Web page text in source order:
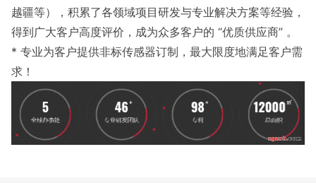
越疆等），积累了各领域项目研发与专业解决方案等经验，
得到广大客户高度评价，成为众多客户的 “优质供应商” 。
* 专业为客户提供非标传感器订制，最大限度地满足客户需
求！